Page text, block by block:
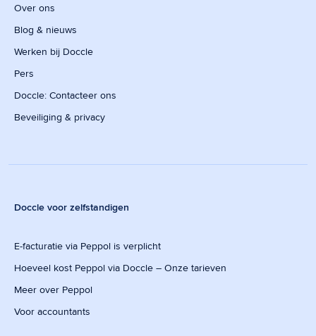
Over ons
Blog & nieuws
Werken bij Doccle
Pers
Doccle: Contacteer ons
Beveiliging & privacy
Doccle voor zelfstandigen
E-facturatie via Peppol is verplicht
Hoeveel kost Peppol via Doccle – Onze tarieven
Meer over Peppol
Voor accountants